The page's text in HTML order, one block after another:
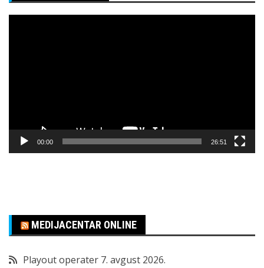
00:00 26:51
MEDIJACENTAR ONLINE
Playout operater 7. avgust 2026.